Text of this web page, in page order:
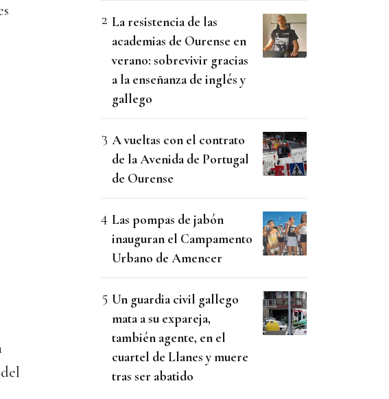
La resistencia de las
academias de Ourense en
verano: sobrevivir gracias
a la enseñanza de inglés y
gallego
A vueltas con el contrato
de la Avenida de Portugal
de Ourense
Las pompas de jabón
inauguran el Campamento
Urbano de Amencer
Un guardia civil gallego
mata a su expareja,
también agente, en el
cuartel de Llanes y muere
tras ser abatido